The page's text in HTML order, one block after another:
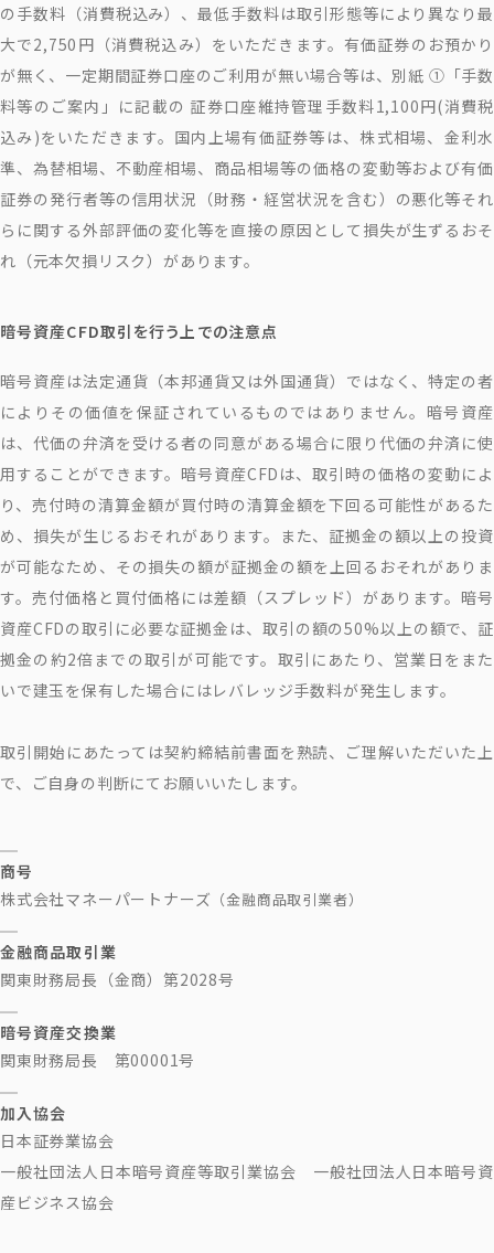
の手数料（消費税込み）、最低手数料は取引形態等により異なり最
大で2,750円（消費税込み）をいただきます。有価証券のお預かり
が無く、一定期間証券口座のご利用が無い場合等は、別紙 ①「手数
料等のご案内」に記載の 証券口座維持管理手数料1,100円(消費税
込み)をいただきます。国内上場有価証券等は、株式相場、金利水
準、為替相場、不動産相場、商品相場等の価格の変動等および有価
証券の発行者等の信用状況（財務・経営状況を含む）の悪化等それ
らに関する外部評価の変化等を直接の原因として損失が生ずるおそ
れ（元本欠損リスク）があります。
暗号資産CFD取引を行う上での注意点
暗号資産は法定通貨（本邦通貨又は外国通貨）ではなく、特定の者
によりその価値を保証されているものではありません。暗号資産
は、代価の弁済を受ける者の同意がある場合に限り代価の弁済に使
用することができます。暗号資産CFDは、取引時の価格の変動によ
り、売付時の清算金額が買付時の清算金額を下回る可能性があるた
め、損失が生じるおそれがあります。また、証拠金の額以上の投資
が可能なため、その損失の額が証拠金の額を上回るおそれがありま
す。売付価格と買付価格には差額（スプレッド）があります。暗号
資産CFDの取引に必要な証拠金は、取引の額の50%以上の額で、証
拠金の約2倍までの取引が可能です。取引にあたり、営業日をまた
いで建玉を保有した場合にはレバレッジ手数料が発生します。
取引開始にあたっては契約締結前書面を熟読、ご理解いただいた上
で、ご自身の判断にてお願いいたします。
商号
株式会社マネーパートナーズ （金融商品取引業者）
金融商品取引業
関東財務局長（金商）第2028号
暗号資産交換業
関東財務局長 第00001号
加入協会
日本証券業協会
一般社団法人日本暗号資産等取引業協会 一般社団法人日本暗号資
産ビジネス協会